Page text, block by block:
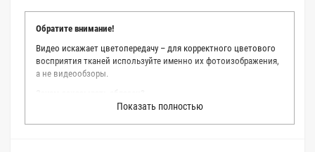
Обратите внимание!
Видео искажает цветопередачу – для корректного цветового
восприятия тканей используйте именно их фотоизображения,
а не видеообзоры.
Мы делаем все возможное, чтобы точно описать цвет каждой
ткани из нашего каталога. Мы осматриваем и фотографируем
Показать полностью